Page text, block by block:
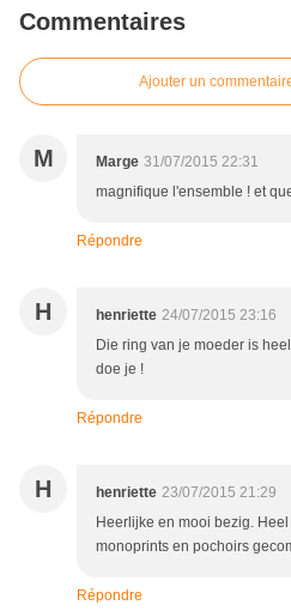
Commentaires
Ajouter un
M Marge 31/07/2015 22:31
magnifique l'ensemble ! et
Répondre
H henriette 24/07/2015 23:16
Die ring van je moeder is
doe je !
Répondre
H henriette 23/07/2015 21:29
Heerlijke en mooi bezig.
monoprints en pochoirs
Répondre